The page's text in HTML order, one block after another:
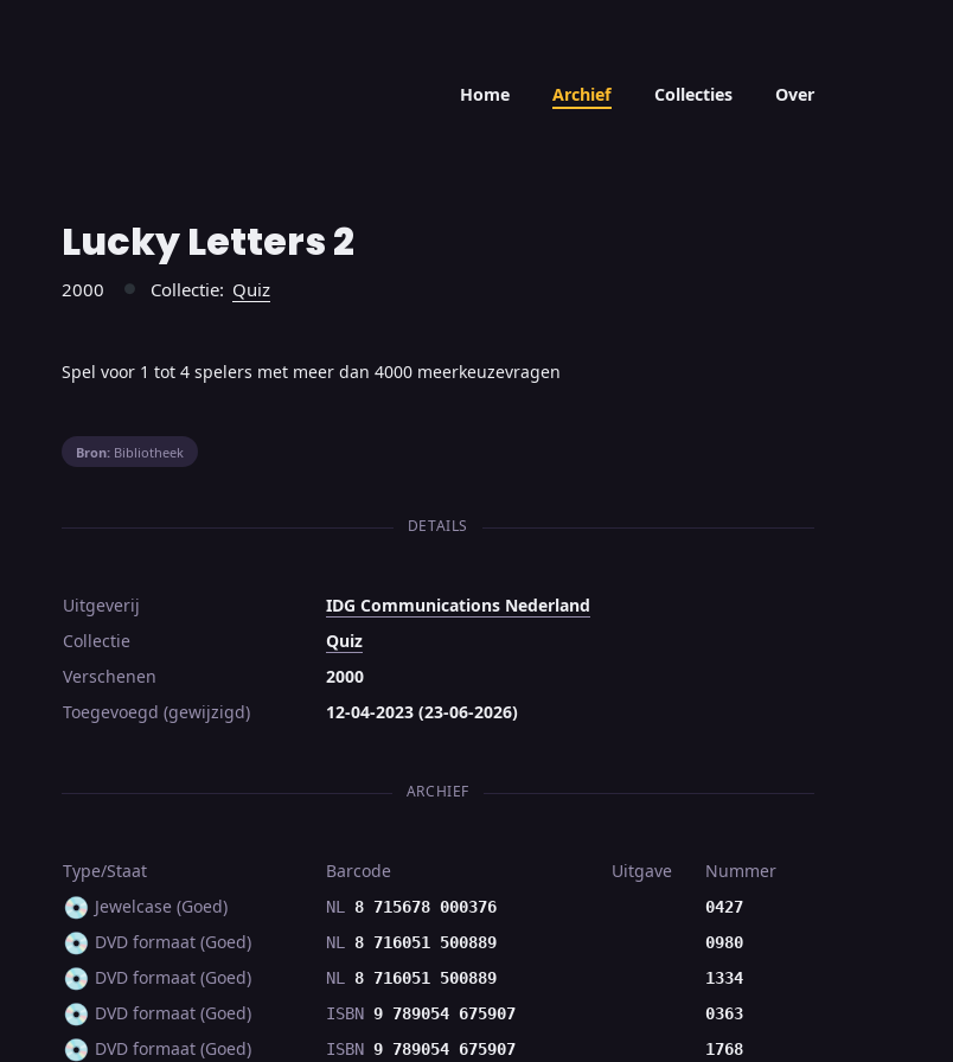
Home Archief Collecties Over
Lucky Letters 2
2000 ● Collectie: Quiz
Spel voor 1 tot 4 spelers met meer dan 4000 meerkeuzevragen
Bron: Bibliotheek
DETAILS
Uitgeverij
IDG Communications Nederland
Collectie
Quiz
Verschenen
2000
Toegevoegd (gewijzigd)
12-04-2023 (23-06-2026)
ARCHIEF
Type/Staat Barcode Uitgave Nummer
💿 Jewelcase (Goed) NL 8 715678 000376 0427
💿 DVD formaat (Goed) NL 8 716051 500889 0980
💿 DVD formaat (Goed) NL 8 716051 500889 1334
💿 DVD formaat (Goed) ISBN 9 789054 675907 0363
💿 DVD formaat (Goed) ISBN 9 789054 675907 1768